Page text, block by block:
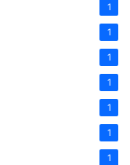
1
1
1
1
1
1
1